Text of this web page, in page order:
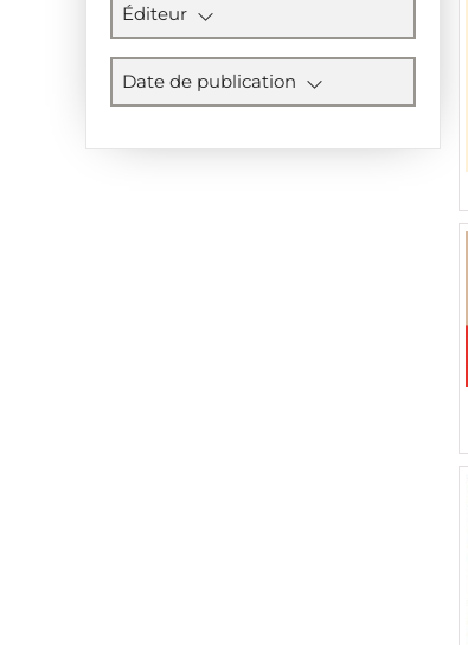
Éditeur
Date de publication